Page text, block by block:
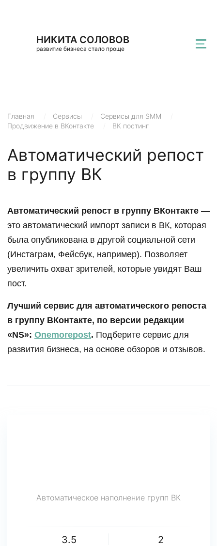
НИКИТА СОЛОВОВ
развитие бизнеса стало проще
Главная Сервисы Сервисы для SMM
Продвижение в ВКонтакте
ВК постинг
Автоматический репост
в группу ВК
Автоматический репост в группу ВКонтакте —
это автоматический импорт записи в ВК, которая
была опубликована в другой социальной сети
(Инстаграм, Фейсбук, например). Позволяет
увеличить охват зрителей, которые увидят Ваш
пост.
Лучший сервис для автоматического репоста
в группу ВКонтакте, по версии редакции
«NS»: Onemorepost. Подберите сервис для
развития бизнеса, на основе обзоров и отзывов.
Автоматическое наполнение групп ВК
3.5 2